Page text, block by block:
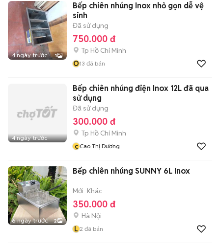
4 ngày trước 1
Bếp chiên nhúng Inox nhỏ gọn dễ vệ
sinh
Đã sử dụng
750.000 đ
Tp Hồ Chí Minh
O13 đã bán
4 ngày trước
Bếp chiên nhúng điện Inox 12L đã qua
sử dụng
Đã sử dụng
300.000 đ
Tp Hồ Chí Minh
c Cao Thị Dương
6 ngày trước 2
Bếp chiên nhúng SUNNY 6L Inox
Mới Khác
350.000 đ
Hà Nội
L 2 đã bán